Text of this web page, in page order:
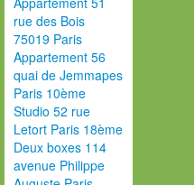
rue des Bois
75019 Paris
Appartement 56
quai de Jemmapes
Paris 10ème
Studio 52 rue
Letort Paris 18ème
Deux boxes 114
avenue Philippe